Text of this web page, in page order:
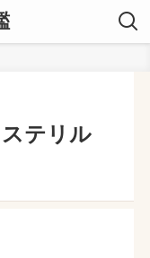
テリル